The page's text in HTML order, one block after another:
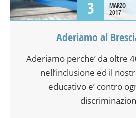
3
MARZO
2017
Aderiamo al
Aderiamo perche’ da oltre
nell’inclusione ed il
educativo e’ contro